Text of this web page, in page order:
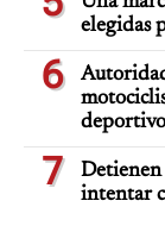
elegidas
6
7
Detienen
intentar